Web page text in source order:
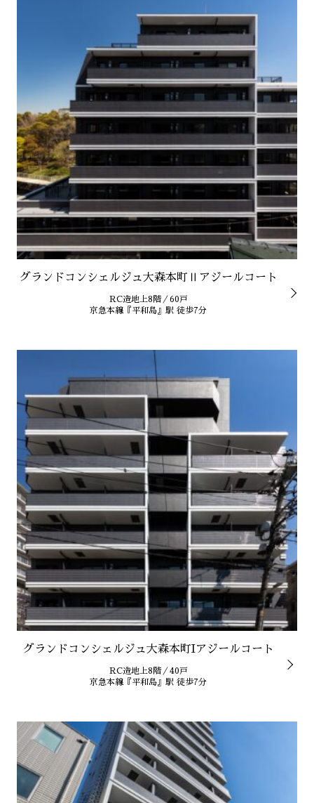
グランドコンシェルジュ大森本町Ⅱアジールコート
RC造地上8階／60戸
京急本線『平和島』駅 徒歩7分
グランドコンシェルジュ大森本町Iアジールコート
RC造地上8階／40戸
京急本線『平和島』駅 徒歩7分